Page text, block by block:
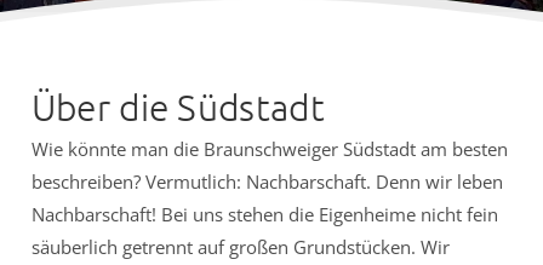
Über die Südstadt
Wie könnte man die Braunschweiger Südstadt am besten
beschreiben? Vermutlich: Nachbarschaft. Denn wir leben
Nachbarschaft! Bei uns stehen die Eigenheime nicht fein
säuberlich getrennt auf großen Grundstücken. Wir